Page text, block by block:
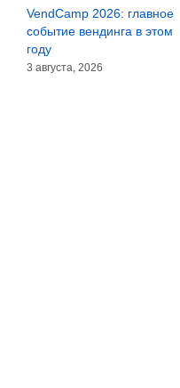
VendCamp 2026: главное
событие вендинга в этом
году
3 августа, 2026